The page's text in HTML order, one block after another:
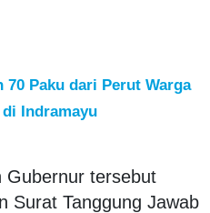
Paku dari Perut Warga
Indramayu
Gubernur tersebut
Surat Tanggung Jawab